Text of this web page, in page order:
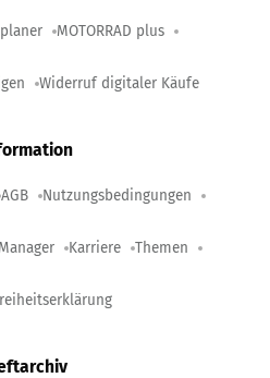
MOTORRAD plus
Widerruf digitaler Käufe
AGB Nutzungsbedingungen
Karriere Themen